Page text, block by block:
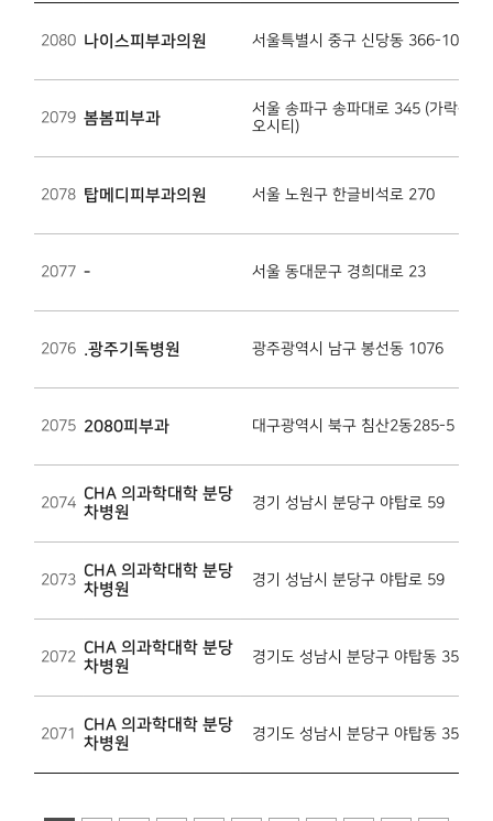
2080 나이스피부과의원 서울특별시 중구 신당동 366-109
2079 봄봄피부과
서울 송파구 송파대로 345 (가락동,
오시티)
2078 탑메디피부과의원 서울 노원구 한글비석로 270
2077 - 서울 동대문구 경희대로 23
2076 .광주기독병원 광주광역시 남구 봉선동 1076
2075 2080피부과 대구광역시 북구 침산2동285-5
2074 CHA 의과학대학 분당
차병원
경기 성남시 분당구 야탑로 59
2073 CHA 의과학대학 분당
차병원
경기 성남시 분당구 야탑로 59
2072 CHA 의과학대학 분당
차병원
경기도 성남시 분당구 야탑동 351
2071
CHA 의과학대학 분당
차병원
경기도 성남시 분당구 야탑동 351